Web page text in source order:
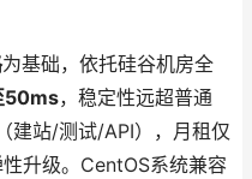
为基础，依托硅谷机房全
50ms，稳定性远超普通
（建站/测试/API），月租仅
升级。CentOS系统兼容